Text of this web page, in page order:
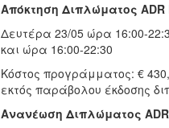
Απόκτηση Διπλώματος
Δευτέρα 23/05 ώρα 16:00-
και ώρα 16:00-22:30
Κόστος προγράμματος: €
εκτός παράβολου έκδοσης
Ανανέωση Διπλώματος ADR